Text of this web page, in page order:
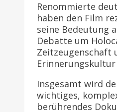
Renommierte
haben den Film
seine Bedeutung
Debatte um
Zeitzeugenschaft
Insgesamt wird
wichtiges,
berührendes